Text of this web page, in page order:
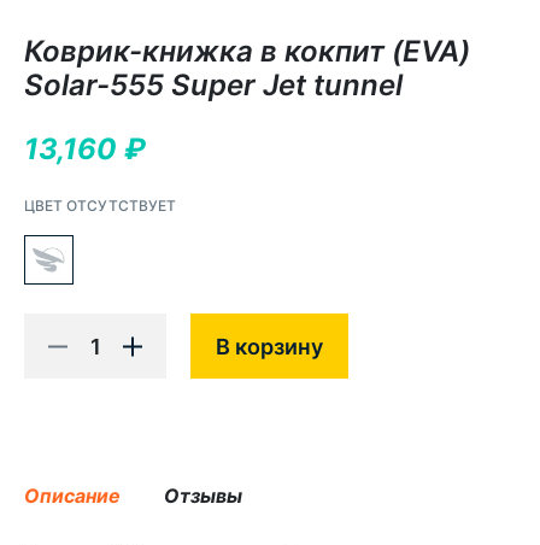
Коврик-книжка в кокпит (EVA)
Solar-555 Super Jet tunnel
13,160 ₽
ЦВЕТ ОТСУТСТВУЕТ
1 В корзину
Описание Отзывы